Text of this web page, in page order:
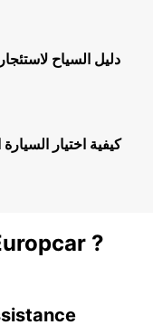
دليل السياح
كيفية اختيار
?